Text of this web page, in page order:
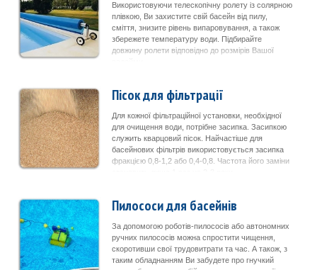
Використовуючи телескопічну ролету із солярною
плівкою, Ви захистите свій басейн від пилу,
сміття, знизите рівень випаровування, а також
збережете температуру води. Підбирайте
довжину ролети відповідно до розмірів Вашої
Пісок для фільтрації
Для кожної фільтраційної установки, необхідної
для очищення води, потрібне засипка. Засипкою
служить кварцовий пісок. Найчастіше для
басейнових фільтрів використовується засипка
фракцією 0,8-1,2 або 0,4-0,8. Частота його заміни
Пилососи для басейнів
За допомогою роботів-пилососів або автономних
ручних пилососів можна спростити чищення,
скоротивши свої трудовитрати та час. А також, з
таким обладнанням Ви забудете про гнучкий